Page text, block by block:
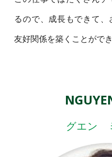
るので、成長もできて
友好関係を築くことがで
グエン